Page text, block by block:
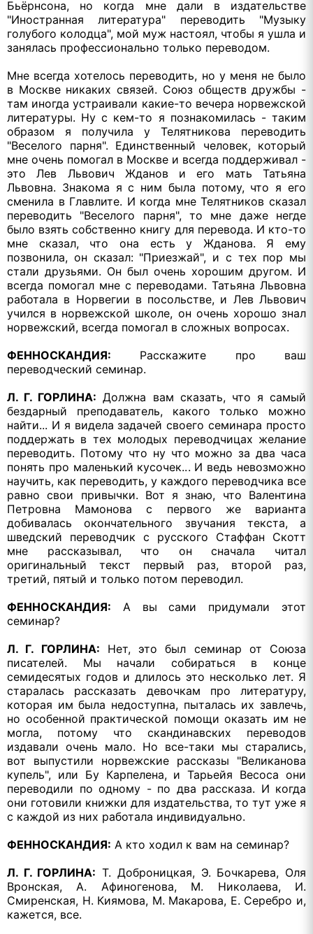
Бьёрнсона, но когда мне дали в издательстве
"Иностранная литература" переводить "Музыку
голубого колодца", мой муж настоял, чтобы я ушла и
занялась профессионально только переводом.
Мне всегда хотелось переводить, но у меня не было
в Москве никаких связей. Союз обществ дружбы -
там иногда устраивали какие-то вечера норвежской
литературы. Ну с кем-то я познакомилась - таким
образом я получила у Телятникова переводить
"Веселого парня". Единственный человек, который
мне очень помогал в Москве и всегда поддерживал -
это Лев Львович Жданов и его мать Татьяна
Львовна. Знакома я с ним была потому, что я его
сменила в Главлите. И когда мне Телятников сказал
переводить "Веселого парня", то мне даже негде
было взять собственно книгу для перевода. И кто-то
мне сказал, что она есть у Жданова. Я ему
позвонила, он сказал: "Приезжай", и с тех пор мы
стали друзьями. Он был очень хорошим другом. И
всегда помогал мне с переводами. Татьяна Львовна
работала в Норвегии в посольстве, и Лев Львович
учился в норвежской школе, он очень хорошо знал
норвежский, всегда помогал в сложных вопросах.
ФЕННОСКАНДИЯ: Расскажите про ваш
переводческий семинар.
Л. Г. ГОРЛИНА: Должна вам сказать, что я самый
бездарный преподаватель, какого только можно
найти... И я видела задачей своего семинара просто
поддержать в тех молодых переводчицах желание
переводить. Потому что ну что можно за два часа
понять про маленький кусочек... И ведь невозможно
научить, как переводить, у каждого переводчика все
равно свои привычки. Вот я знаю, что Валентина
Петровна Мамонова с первого же варианта
добивалась окончательного звучания текста, а
шведский переводчик с русского Стаффан Скотт
мне рассказывал, что он сначала читал
оригинальный текст первый раз, второй раз,
третий, пятый и только потом переводил.
ФЕННОСКАНДИЯ: А вы сами придумали этот
семинар?
Л. Г. ГОРЛИНА: Нет, это был семинар от Союза
писателей. Мы начали собираться в конце
семидесятых годов и длилось это несколько лет. Я
старалась рассказать девочкам про литературу,
которая им была недоступна, пыталась их завлечь,
но особенной практической помощи оказать им не
могла, потому что скандинавских переводов
издавали очень мало. Но все-таки мы старались,
вот выпустили норвежские рассказы "Великанова
купель", или Бу Карпелена, и Тарьейя Весоса они
переводили по одному - по два рассказа. И когда
они готовили книжки для издательства, то тут уже я
с каждой из них работала индивидуально.
ФЕННОСКАНДИЯ: А кто ходил к вам на семинар?
Л. Г. ГОРЛИНА: Т. Доброницкая, Э. Бочкарева, Оля
Вронская, А. Афиногенова, М. Николаева, И.
Смиренская, Н. Киямова, М. Макарова, Е. Серебро и,
кажется, все.